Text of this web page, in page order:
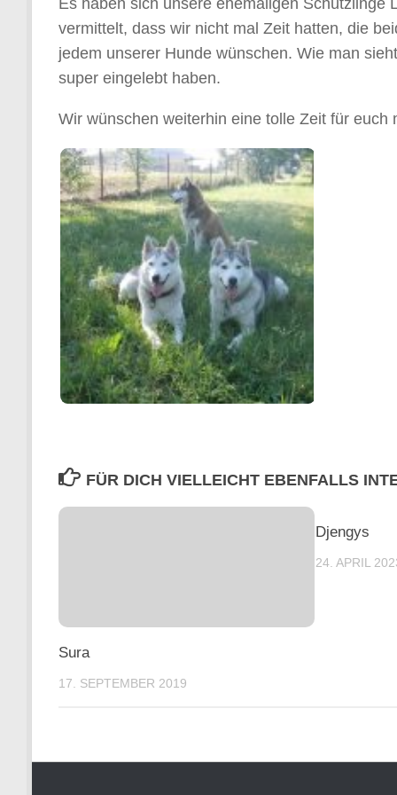
Es haben sich unsere ehemaligen
vermittelt, dass wir nicht mal Zeit hatten, die
jedem unserer Hunde wünschen. Wie man
super eingelebt haben.
Wir wünschen weiterhin eine tolle Zeit für euch
FÜR DICH VIELLEICHT EBENFALLS
Sura
17. SEPTEMBER 2019
Djengys
24. APRIL